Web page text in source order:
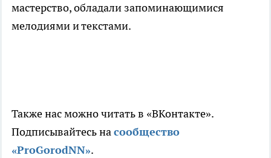
мастерство, обладали запоминающимися
мелодиями и текстами.
Также нас можно читать в «ВКонтакте».
Подписывайтесь насообщество
«ProGorodNN».